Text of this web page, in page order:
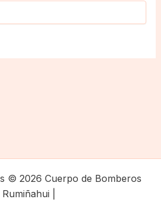
© 2026 Cuerpo de Bomberos
Rumiñahui |